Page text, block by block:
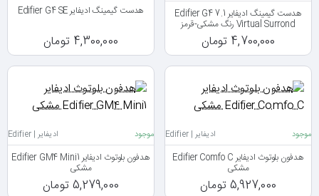
هدست گیمینگ ادیفایر Edifier G4 7.1
Virtual Surrond رنگ مشکی-قرمز
4,700,000 تومان
هدست گیمینگ ادیفایر Edifier G4 SE
4,300,000 تومان
موجود ادیفایر | Edifier
هدفون بلوتوث ادیفایر Edifier Comfo C
مشکی
5,927,000 تومان
موجود ادیفایر | Edifier
هدفون بلوتوث ادیفایر Edifier GM4 Mini1
مشکی
5,279,000 تومان